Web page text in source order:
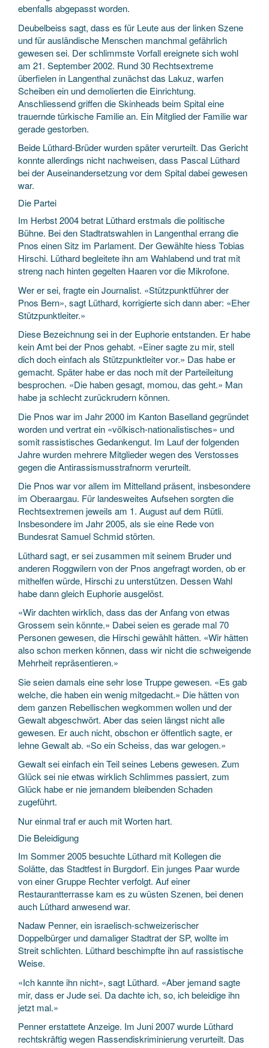
ebenfalls abgepasst worden.
Deubelbeiss sagt, dass es für Leute aus der linken Szene
und für ausländische Menschen manchmal gefährlich
gewesen sei. Der schlimmste Vorfall ereignete sich wohl
am 21. September 2002. Rund 30 Rechtsextreme
überfielen in Langenthal zunächst das Lakuz, warfen
Scheiben ein und demolierten die Einrichtung.
Anschliessend griffen die Skinheads beim Spital eine
trauernde türkische Familie an. Ein Mitglied der Familie war
gerade gestorben.
Beide Lüthard-Brüder wurden später verurteilt. Das Gericht
konnte allerdings nicht nachweisen, dass Pascal Lüthard
bei der Auseinandersetzung vor dem Spital dabei gewesen
war.
Die Partei
Im Herbst 2004 betrat Lüthard erstmals die politische
Bühne. Bei den Stadtratswahlen in Langenthal errang die
Pnos einen Sitz im Parlament. Der Gewählte hiess Tobias
Hirschi. Lüthard begleitete ihn am Wahlabend und trat mit
streng nach hinten gegelten Haaren vor die Mikrofone.
Wer er sei, fragte ein Journalist. «Stützpunktführer der
Pnos Bern», sagt Lüthard, korrigierte sich dann aber: «Eher
Stützpunktleiter.»
Diese Bezeichnung sei in der Euphorie entstanden. Er habe
kein Amt bei der Pnos gehabt. «Einer sagte zu mir, stell
dich doch einfach als Stützpunktleiter vor.» Das habe er
gemacht. Später habe er das noch mit der Parteileitung
besprochen. «Die haben gesagt, momou, das geht.» Man
habe ja schlecht zurückrudern können.
Die Pnos war im Jahr 2000 im Kanton Baselland gegründet
worden und vertrat ein «völkisch-nationalistisches» und
somit rassistisches Gedankengut. Im Lauf der folgenden
Jahre wurden mehrere Mitglieder wegen des Verstosses
gegen die Antirassismusstrafnorm verurteilt.
Die Pnos war vor allem im Mittelland präsent, insbesondere
im Oberaargau. Für landesweites Aufsehen sorgten die
Rechtsextremen jeweils am 1. August auf dem Rütli.
Insbesondere im Jahr 2005, als sie eine Rede von
Bundesrat Samuel Schmid störten.
Lüthard sagt, er sei zusammen mit seinem Bruder und
anderen Roggwilern von der Pnos angefragt worden, ob er
mithelfen würde, Hirschi zu unterstützen. Dessen Wahl
habe dann gleich Euphorie ausgelöst.
«Wir dachten wirklich, dass das der Anfang von etwas
Grossem sein könnte.» Dabei seien es gerade mal 70
Personen gewesen, die Hirschi gewählt hätten. «Wir hätten
also schon merken können, dass wir nicht die schweigende
Mehrheit repräsentieren.»
Sie seien damals eine sehr lose Truppe gewesen. «Es gab
welche, die haben ein wenig mitgedacht.» Die hätten von
dem ganzen Rebellischen wegkommen wollen und der
Gewalt abgeschwört. Aber das seien längst nicht alle
gewesen. Er auch nicht, obschon er öffentlich sagte, er
lehne Gewalt ab. «So ein Scheiss, das war gelogen.»
Gewalt sei einfach ein Teil seines Lebens gewesen. Zum
Glück sei nie etwas wirklich Schlimmes passiert, zum
Glück habe er nie jemandem bleibenden Schaden
zugeführt.
Nur einmal traf er auch mit Worten hart.
Die Beleidigung
Im Sommer 2005 besuchte Lüthard mit Kollegen die
Solätte, das Stadtfest in Burgdorf. Ein junges Paar wurde
von einer Gruppe Rechter verfolgt. Auf einer
Restaurantterrasse kam es zu wüsten Szenen, bei denen
auch Lüthard anwesend war.
Nadaw Penner, ein israelisch-schweizerischer
Doppelbürger und damaliger Stadtrat der SP, wollte im
Streit schlichten. Lüthard beschimpfte ihn auf rassistische
Weise.
«Ich kannte ihn nicht», sagt Lüthard. «Aber jemand sagte
mir, dass er Jude sei. Da dachte ich, so, ich beleidige ihn
jetzt mal.»
Penner erstattete Anzeige. Im Juni 2007 wurde Lüthard
rechtskräftig wegen Rassendiskriminierung verurteilt. Das